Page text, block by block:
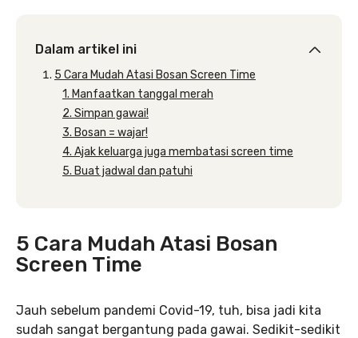
Dalam artikel ini
5 Cara Mudah Atasi Bosan Screen Time
1. Manfaatkan tanggal merah
2. Simpan gawai!
3. Bosan = wajar!
4. Ajak keluarga juga membatasi screen time
5. Buat jadwal dan patuhi
5 Cara Mudah Atasi Bosan
Screen Time
Jauh sebelum pandemi Covid-19, tuh, bisa jadi kita
sudah sangat bergantung pada gawai. Sedikit-sedikit